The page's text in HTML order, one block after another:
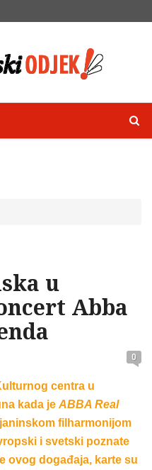
u
Abba
0
centra u
kada je ABBA Real
filharmonijom
i svetski poznate
ovog događaja, karte su